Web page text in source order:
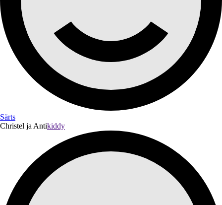
Särts
Christel ja Antikiddy